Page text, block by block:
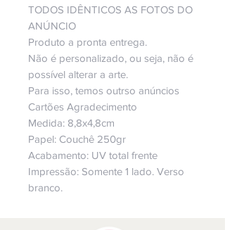
TODOS IDÊNTICOS AS FOTOS DO
ANÚNCIO
Produto a pronta entrega.
Não é personalizado, ou seja, não é
possível alterar a arte.
Para isso, temos outrso anúncios
Cartões Agradecimento
Medida: 8,8x4,8cm
Papel: Couchê 250gr
Acabamento: UV total frente
Impressão: Somente 1 lado. Verso
branco.